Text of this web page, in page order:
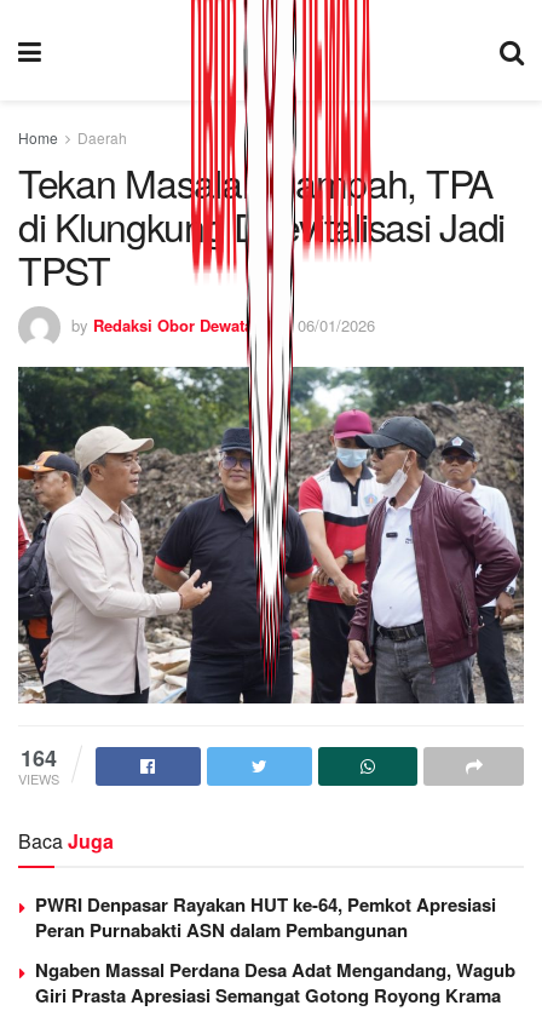
Home Daerah
Tekan Masalah Sampah, TPA
di Klungkung Direvitalisasi Jadi
TPST
by Redaksi Obor Dewata 06/01/2026
164
VIEWS
BacaJuga
PWRI Denpasar Rayakan HUT ke-64, Pemkot Apresiasi
Peran Purnabakti ASN dalam Pembangunan
Ngaben Massal Perdana Desa Adat Mengandang, Wagub
Giri Prasta Apresiasi Semangat Gotong Royong Krama